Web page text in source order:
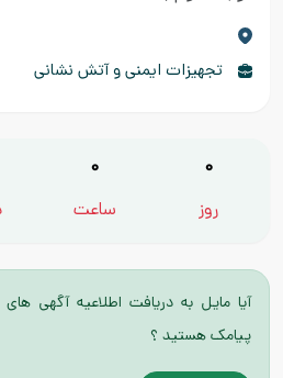
تجهیزات ایمنی و آتش نشانی
0
روز
0
ساعت
آیا مایل به دریافت اطلاعیه آگهی
پیامک هستید ؟